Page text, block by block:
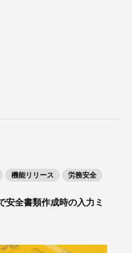
機能リリース 労務安全
安全書類作成時の入力ミ